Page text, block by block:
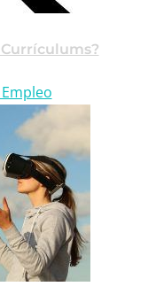
Currículums?